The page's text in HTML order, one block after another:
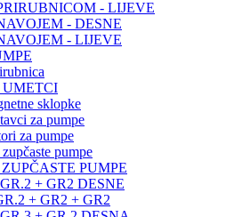
- LIJEVE
- DESNE
- LIJEVE
sklopke
za pumpe
za pumpe
pumpe
PUMPE
+ GR2 DESNE
+ GR2 + GR2